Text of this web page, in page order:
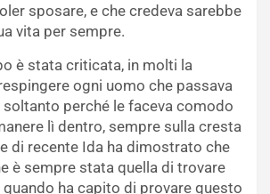
sposare, e che credeva sarebbe
vita per sempre.
è stata criticata, in molti la
ogni uomo che passava
perché le faceva comodo
lì dentro, sempre sulla cresta
di recente Ida ha dimostrato che
è sempre stata quella di trovare
quando ha capito di provare questo